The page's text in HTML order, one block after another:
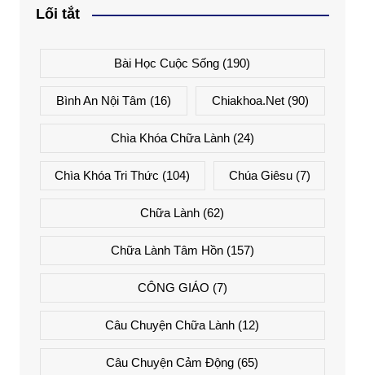
Lối tắt
Bài Học Cuộc Sống (190)
Bình An Nội Tâm (16) Chiakhoa.net (90)
Chìa Khóa Chữa Lành(24)
Chìa Khóa Tri Thức (104) Chúa Giêsu(7)
Chữa Lành (62)
Chữa Lành Tâm Hồn(157)
CÔNG GIÁO (7)
Câu Chuyện Chữa Lành (12)
Câu Chuyện Cảm Động (65)